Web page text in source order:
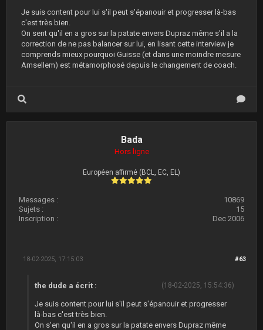
Je suis content pour lui s'il peut s'épanouir et progresser là-bas
c'est très bien.
On sent qu'il en a gros sur la patate envers Dupraz même s'il a la
correction de ne pas balancer sur lui, en lisant cette interview je
comprends mieux pourquoi Guisse (et dans une moindre mesure
Amsellem) est métamorphosé depuis le changement de coach.
Bada
Hors ligne
Européen affirmé (BCL, EC, EL)
Messages :
10869
Sujets :
15
Inscription :
Dec 2006
#63
18-02-2025, 17:15:03
(18-02-2025, 15:54:36)
the dude a écrit :
Je suis content pour lui s'il peut s'épanouir et progresser
là-bas c'est très bien.
On s'en qu'il en a gros sur la patate envers Dupraz même